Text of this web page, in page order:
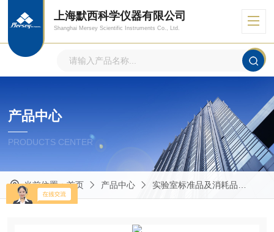
上海默西科学仪器有限公司
Shanghai Mersey Scientific Instruments Co., Ltd.
产品中心
PRODUCTS CENTER
当前位置：首页 产品中心 实验室标准品及消耗品